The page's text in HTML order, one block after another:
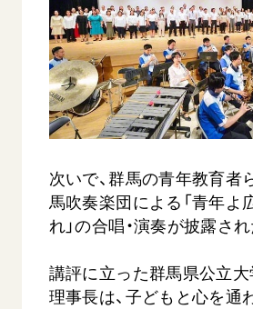
次いで、群馬の青年教育者
馬吹奏楽団による「青年よ
れ」の合唱・演奏が披露され
講評に立った群馬県公立大
理事長は、子どもと心を通